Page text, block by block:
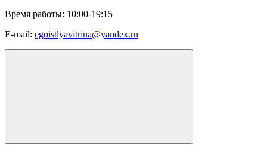
Время работы: 10:00-19:15
E-mail: egoistlyavitrina@yandex.ru